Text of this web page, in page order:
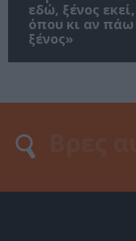
εδώ, ξένος εκεί,
όπου κι αν πάω
ξένος»